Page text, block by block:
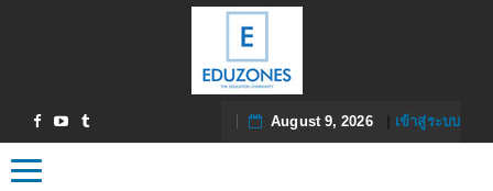
August 9, 2026| เข้าสู่ระบบ
Toggle navigation